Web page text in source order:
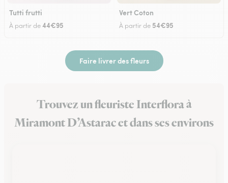
Tutti frutti
À partir de44€95
Vert Coton
À partir de 54€95
Faire livrer des fleurs
Trouvez un fleuriste Interflora à
Miramont D’Astarac et dans ses environs